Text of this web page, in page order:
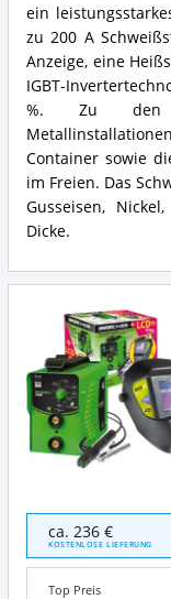
S-
MMA-
200PI.2A
Zusammenfassung:
Was
bietet
dieses
Elektroden-
Schweißgerät?
ein
zu 200 A
Anzeige, eine
IGBT-
%. Zu den
Container sowie
im Freien. Das
Gusseisen,
Dicke.
Was
spricht
für
dieses
Elektroden-
Schweißgerät?
GYS
Inverter
4000
Angebote:
ca. 236 €
KOSTENLOSE LIEFERUNG
Top Preis